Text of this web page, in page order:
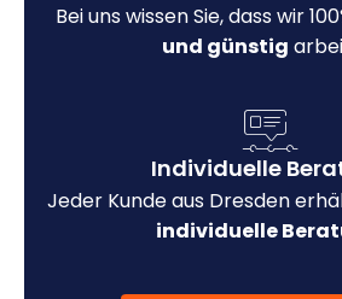
Bei uns wissen Sie, dass wir
und günstig
Individuelle
Jeder Kunde aus Dresden
individuelle